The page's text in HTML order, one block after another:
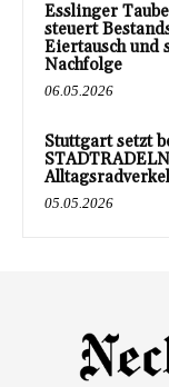
Esslinger
steuert
Eiertausch und
Nachfolge
06.05.2026
Stuttgart setzt
05.05.2026